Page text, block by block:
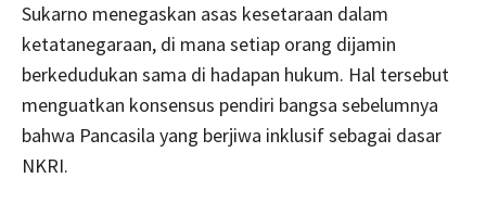
Sukarno menegaskan asas kesetaraan dalam
ketatanegaraan, di mana setiap orang dijamin
berkedudukan sama di hadapan hukum. Hal tersebut
menguatkan konsensus pendiri bangsa sebelumnya
bahwa Pancasila yang berjiwa inklusif sebagai dasar
NKRI.